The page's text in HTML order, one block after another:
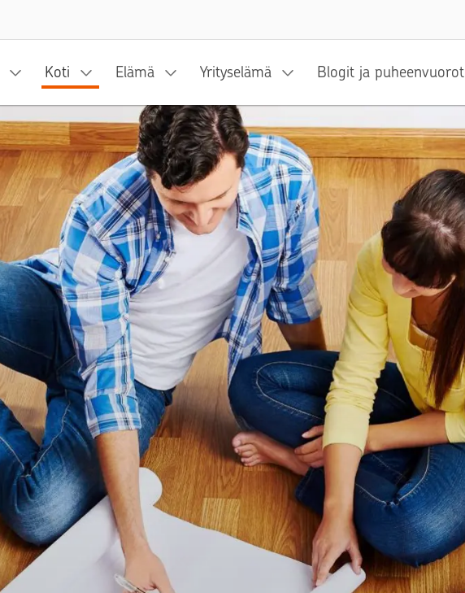
Koti Elämä Yrityselämä Blogit ja puheenvuorot